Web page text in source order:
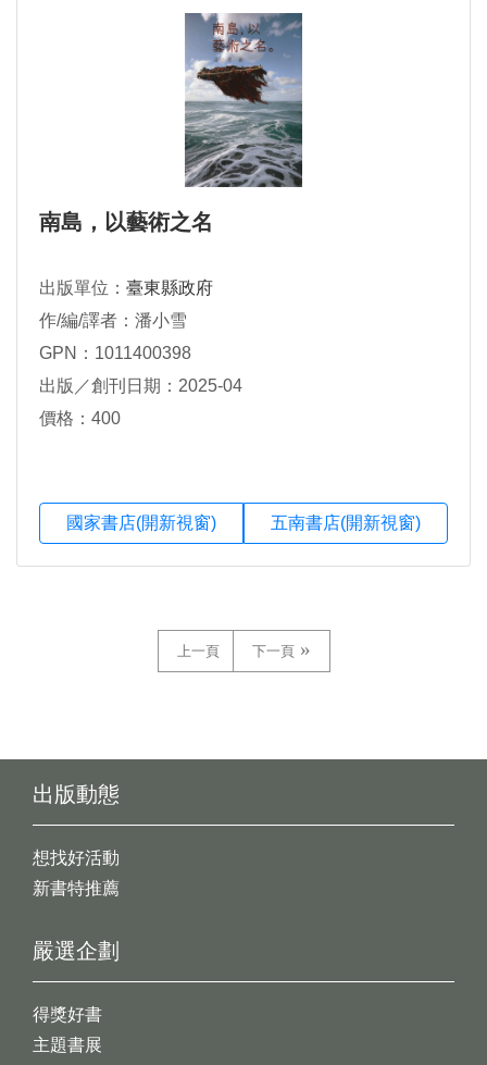
南島，以藝術之名
出版單位： 臺東縣政府
作/編/譯者：潘小雪
GPN：1011400398
出版／創刊日期：2025-04
價格：400
國家書店(開新視窗) 五南書店(開新視窗)
上一頁 下一頁
出版動態
想找好活動
新書特推薦
嚴選企劃
得獎好書
主題書展